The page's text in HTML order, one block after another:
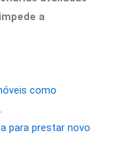
a
como
para prestar novo